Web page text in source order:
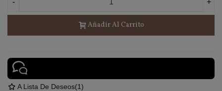
Añadir Al Carrito
A Lista De Deseos(1)